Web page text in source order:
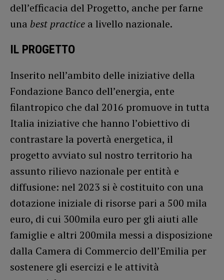
dell’efficacia del Progetto, anche per farne
una best practice a livello nazionale.
IL PROGETTO
Inserito nell’ambito delle iniziative della
Fondazione Banco dell’energia, ente
filantropico che dal 2016 promuove in tutta
Italia iniziative che hanno l’obiettivo di
contrastare la povertà energetica, il
progetto avviato sul nostro territorio ha
assunto rilievo nazionale per entità e
diffusione: nel 2023 si è costituito con una
dotazione iniziale di risorse pari a 500 mila
euro, di cui 300mila euro per gli aiuti alle
famiglie e altri 200mila messi a disposizione
dalla Camera di Commercio dell’Emilia per
sostenere gli esercizi e le attività